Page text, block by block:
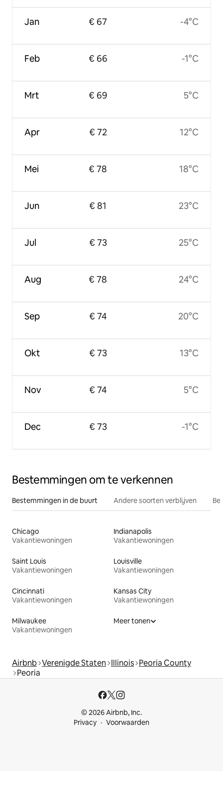
Jan
Feb
Mrt
Apr
Mei
Jun
Jul
Aug
Sep
Okt
Nov
Dec
€ 67
€ 66
€ 69
€ 72
€ 78
€ 81
€ 73
€ 78
€ 74
€ 73
€ 74
€ 73
-4°C
-1°C
5°C
12°C
18°C
23°C
25°C
24°C
20°C
13°C
5°C
-1°C
Bestemmingen om te verkennen
Bestemmingen in de buurt Andere soorten verblijven
Chicago
Vakantiewoningen
Indianapolis
Vakantiewoningen
Saint Louis
Vakantiewoningen
Louisville
Vakantiewoningen
Cincinnati
Vakantiewoningen
Kansas City
Vakantiewoningen
Milwaukee
Vakantiewoningen
Meer tonen
Airbnb Verenigde Staten Illinois Peoria County
Peoria
© 2026 Airbnb, Inc.
Privacy
Voorwaarden